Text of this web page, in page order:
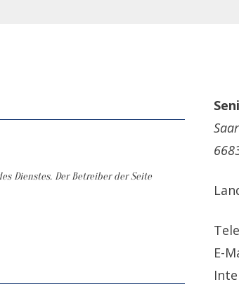
Dienstes. Der Betreiber der Seite
E-